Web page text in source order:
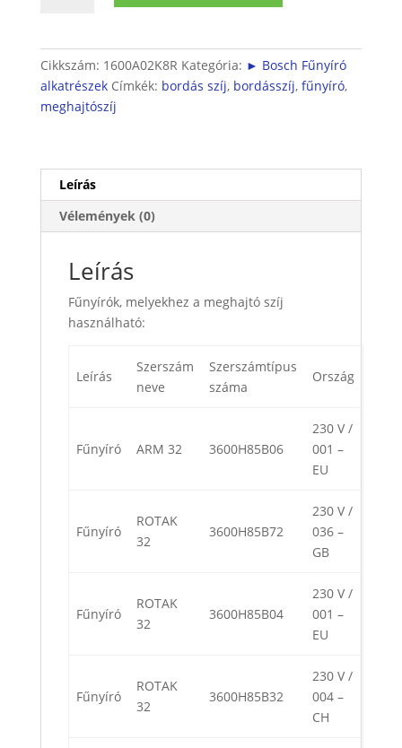
Cikkszám: 1600A02K8R Kategória: ► Bosch Fűnyíró
alkatrészek Címkék: bordás szíj, bordásszíj, fűnyíró,
meghajtószíj
Leírás
Vélemények (0)
Leírás
Fűnyírók, melyekhez a meghajtó szíj
használható:
Leírás
Szerszám
neve
Szerszámtípus
száma
Ország
Fűnyíró ARM 32 3600H85B06
230 V /
001 –
EU
Fűnyíró
ROTAK
32
3600H85B72
230 V /
036 –
GB
Fűnyíró
ROTAK
32
3600H85B04
230 V /
001 –
EU
Fűnyíró
ROTAK
32
3600H85B32
230 V /
004 –
CH